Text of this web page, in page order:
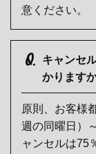
意ください。
Q.
キャンセ
かります
原則、お客様
週の同曜日）
ャンセルは75